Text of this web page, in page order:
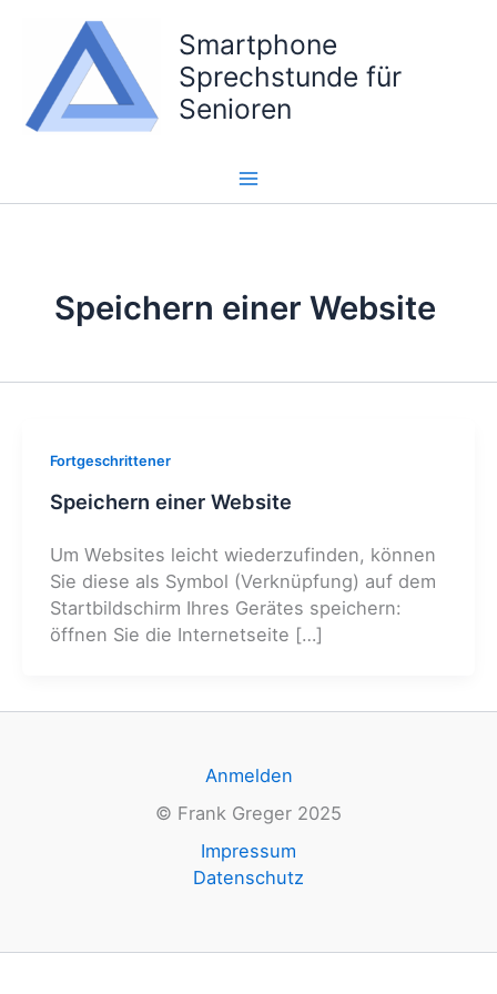
springen
Smartphone
Sprechstunde für
Senioren
Speichern einer Website
Fortgeschrittener
Speichern einer Website
Um Websites leicht wiederzufinden, können
Sie diese als Symbol (Verknüpfung) auf dem
Startbildschirm Ihres Gerätes speichern:
öffnen Sie die Internetseite […]
Anmelden
© Frank Greger 2025
Impressum
Datenschutz